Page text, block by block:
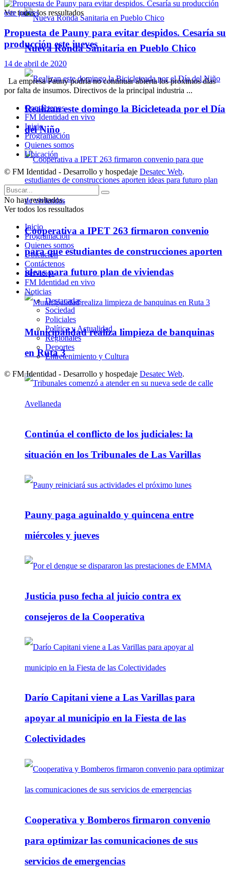
Nueva Ronda Sanitaria en Pueblo Chico
Realizan este domingo la Bicicleteada por el Día
del Niño
Cooperativa a IPET 263 firmaron convenio
para que estudiantes de construcciones aporten
ideas para futuro plan de viviendas
Municipalidad realiza limpieza de banquinas
en Ruta 3
Continúa el conflicto de los judiciales: la
situación en los Tribunales de Las Varillas
Pauny paga aguinaldo y quincena entre
miércoles y jueves
Justicia puso fecha al juicio contra ex
consejeros de la Cooperativa
Darío Capitani viene a Las Varillas para
apoyar al municipio en la Fiesta de las
Colectividades
Cooperativa y Bomberos firmaron convenio
para optimizar las comunicaciones de sus
servicios de emergencias
Ver todos los ressultados
Propuesta de Pauny para evitar despidos. Cesaría su
producción este jueves
14 de abril de 2020
La empresa Pauny podría no continuar abierta los próximos días
por falta de insumos. Directivos de la principal industria ...
Contáctenos
FM Identidad en vivo
Inicio
Programación
Quienes somos
Ubicación
© FM Identidad - Desarrollo y hospedaje Desatec Web.
No hay resultados.
Ver todos los ressultados
Inicio
Programación
Quienes somos
Ubicación
Contáctenos
Servicios
FM Identidad en vivo
Noticias
Destacadas
Sociedad
Policiales
Política y Actualidad
Regionales
Deportes
Entretenimiento y Cultura
© FM Identidad - Desarrollo y hospedaje Desatec Web.